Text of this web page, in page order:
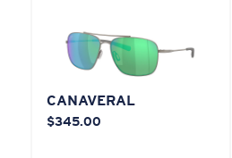
CANAVERAL
$345.00